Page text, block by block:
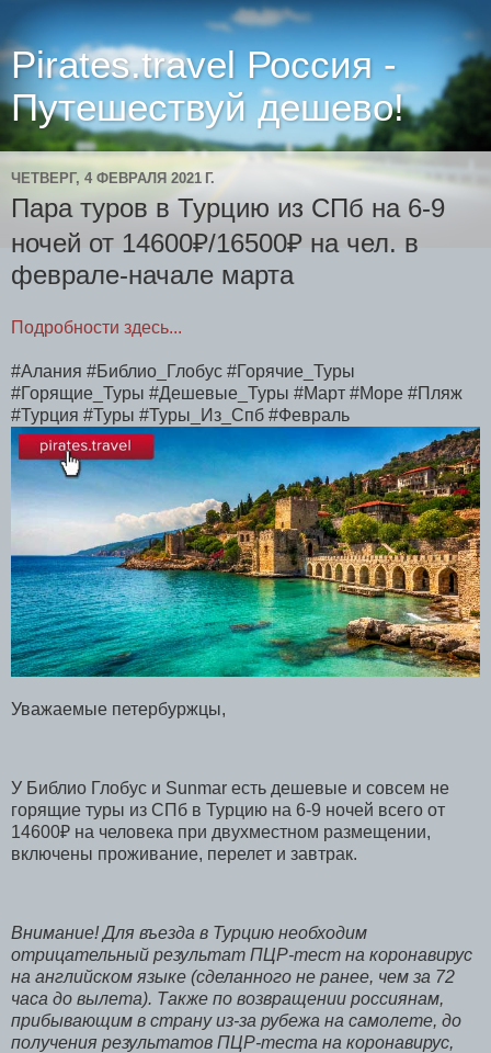
Pirates.travel Россия -
Путешествуй дешево!
ЧЕТВЕРГ, 4 ФЕВРАЛЯ 2021 Г.
Пара туров в Турцию из СПб на 6-9
ночей от 14600₽/16500₽ на чел. в
феврале-начале марта
Подробности здесь...
#Алания #Библио_Глобус #Горячие_Туры
#Горящие_Туры #Дешевые_Туры #Март #Море #Пляж
#Турция #Туры #Туры_Из_Спб #Февраль
Уважаемые петербуржцы,
У Библио Глобус и Sunmar есть дешевые и совсем не
горящие туры из СПб в Турцию на 6-9 ночей всего от
14600₽ на человека при двухместном размещении,
включены проживание, перелет и завтрак.
Внимание!Для въезда в Турцию необходим
отрицательный результат ПЦР-тест на коронавирус
на английском языке (сделанного не ранее, чем за 72
часа до вылета). Также по возвращении россиянам,
прибывающим в страну из-за рубежа на самолете, до
получения результатов ПЦР-теста на коронавирус,